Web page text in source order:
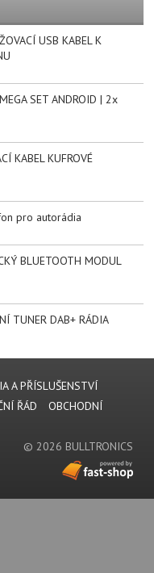
USB KABEL K
SET ANDROID | 2x
KABEL KUFROVÉ
pro autorádia
BLUETOOTH MODUL
TUNER DAB+ RÁDIA
A PŘÍSLUŠENSTVÍ
ŘÁD
OBCHODNÍ
© 2026 BULLTRONICS